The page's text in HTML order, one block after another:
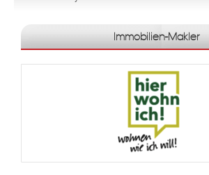
Résumé: Das familienfreundliche Projekt
bietet eine ausgezeichnete Infrastruktur in
aufstrebenden Lage in Simmering. Die
Grundrisse und die großzügigen Freiräume
LAGE: Hallergasse 4-6, 1110 Wien
Immobilien-Makler